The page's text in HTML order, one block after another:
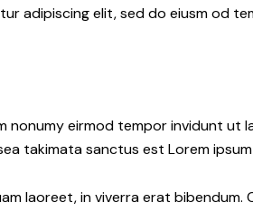
adipiscing elit, sed do eiusm od
eirmod tempor invidunt
takimata sanctus est Lorem
laoreet, in viverra erat